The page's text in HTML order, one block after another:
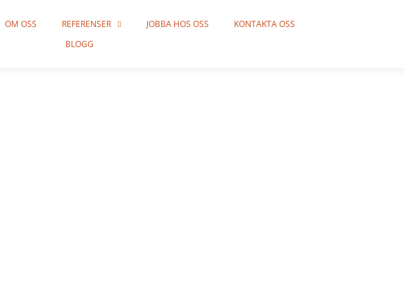
OM OSS REFERENSER JOBBA HOS OSS
KONTAKTA OSS
BLOGG